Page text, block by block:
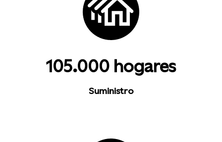
105.000 hogares
Suministro